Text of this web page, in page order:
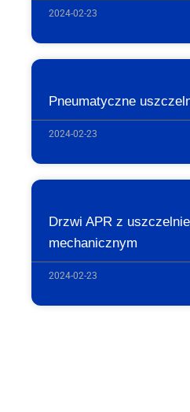
2024-02-23
Pneumatyczne
2024-02-23
Drzwi APR z
mechanicznym
2024-02-23